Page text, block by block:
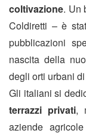
coltivazione. Un
Coldiretti – è
pubblicazioni
nascita della
degli orti urbani
Gli italiani si
terrazzi privati,
aziende